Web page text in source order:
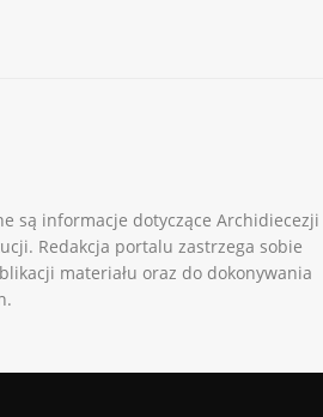
są informacje dotyczące Archidiecezji
Redakcja portalu zastrzega sobie
materiału oraz do dokonywania